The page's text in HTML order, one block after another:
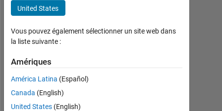
presque
4 ans il
|
depuis
2020
Followers:
United States
Vous pouvez également sélectionner un site web dans
la liste suivante :
Amériques
América Latina (Español)
Canada (English)
United States (English)